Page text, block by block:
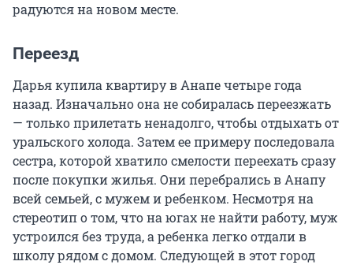
радуются на новом месте.
Переезд
Дарья купила квартиру в Анапе четыре года
назад. Изначально она не собиралась переезжать
— только прилетать ненадолго, чтобы отдыхать от
уральского холода. Затем ее примеру последовала
сестра, которой хватило смелости переехать сразу
после покупки жилья. Они перебрались в Анапу
всей семьей, с мужем и ребенком. Несмотря на
стереотип о том, что на югах не найти работу, муж
устроился без труда, а ребенка легко отдали в
школу рядом с домом. Следующей в этот город